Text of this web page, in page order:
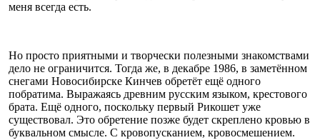
меня всегда есть.
Но просто приятными и творчески полезными знакомствами
дело не ограничится. Тогда же, в декабре 1986, в заметённом
снегами Новосибирске Кинчев обретёт ещё одного
побратима. Выражаясь древним русским языком, крестового
брата. Ещё одного, поскольку первый Рикошет уже
существовал. Это обретение позже будет скреплено кровью в
буквальном смысле. С кровопусканием, кровосмешением.